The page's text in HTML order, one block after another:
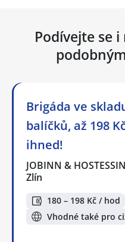
Podívejte se
Brigáda ve
balíčků, až 198
ihned!
JOBINN &
Zlín
180 – 198 Kč / hod
Vhodné také pro